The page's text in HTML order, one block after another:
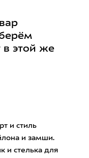
и стиль
и замши.
и стелька для
в этой же